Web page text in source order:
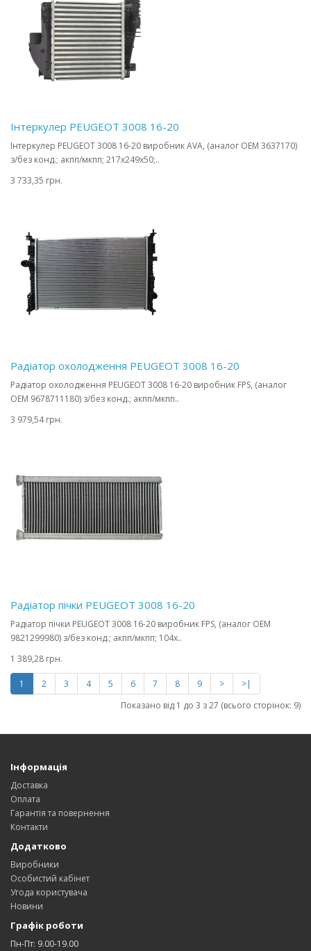
Інтеркулер PEUGEOT 3008 16-20
Інтеркулер PEUGEOT 3008 16-20 виробник AVA, (аналог OEM 3637170)
з/без конд.; акпп/мкпп; 217x249x50;..
3 733,35 грн.
Радіатор охолодження PEUGEOT 3008 16-20
Радіатор охолодження PEUGEOT 3008 16-20 виробник FPS, (аналог
OEM 9678711180) з/без конд.; акпп/мкпп..
3 979,54 грн.
Радіатор пічки PEUGEOT 3008 16-20
Радіатор пічки PEUGEOT 3008 16-20 виробник FPS, (аналог OEM
9821299980) з/без конд.; акпп/мкпп; 104x..
1 389,28 грн.
1 2 3 4 5 6 7 8 9 >
>|
Показано від 1 до 3 з 27 (всього сторінок: 9)
Інформація
Доставка
Оплата
Гарантія та повернення
Контакти
Додатково
Виробники
Особистий кабінет
Угода користувача
Новини
Графік роботи
Пн-Пт: 9.00-19.00